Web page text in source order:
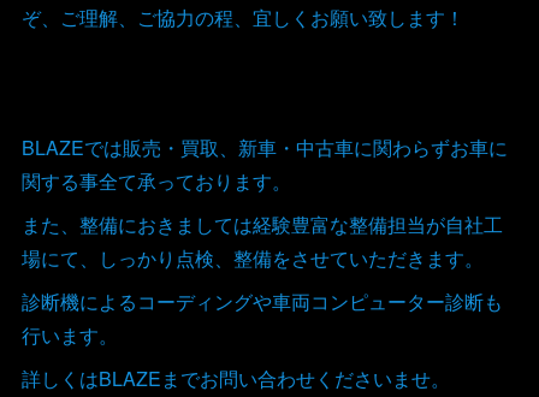
ぞ、ご理解、ご協力の程、宜しくお願い致します！
BLAZEでは販売・買取、新車・中古車に関わらずお車に
関する事全て承っております。
また、整備におきましては経験豊富な整備担当が自社工
場にて、しっかり点検、整備をさせていただきます。
診断機によるコーディングや車両コンピューター診断も
行います。
詳しくはBLAZEまでお問い合わせくださいませ。